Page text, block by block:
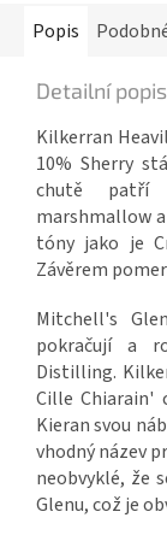
Popis
Detailní
Kilkerran
10% Sherry
chutě patří
marshmallow
tóny jako je
Závěrem
Mitchell's
pokračují a
Distilling.
Cille Chiarain'
Kieran svou
vhodný název
neobvyklé, že
Glenu, což je